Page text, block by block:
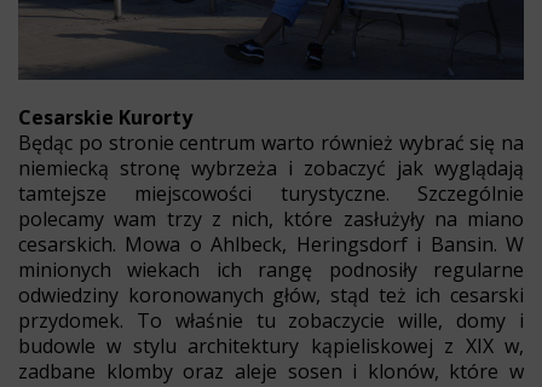
Cesarskie Kurorty
Będąc po stronie centrum warto również wybrać się na
niemiecką stronę wybrzeża i zobaczyć jak wyglądają
tamtejsze miejscowości turystyczne. Szczególnie
polecamy wam trzy z nich, które zasłużyły na miano
cesarskich. Mowa o Ahlbeck, Heringsdorf i Bansin. W
minionych wiekach ich rangę podnosiły regularne
odwiedziny koronowanych głów, stąd też ich cesarski
przydomek. To właśnie tu zobaczycie wille, domy i
budowle w stylu architektury kąpieliskowej z XIX w,
zadbane klomby oraz aleje sosen i klonów, które w